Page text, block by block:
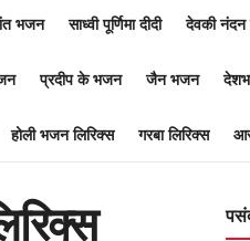
भजन साध्वी पूर्णिमा दीदी देवकी नंदन
प्रदीप के भजन जैन भजन
होली भजन लिरिक्स गरबा लिरिक्स